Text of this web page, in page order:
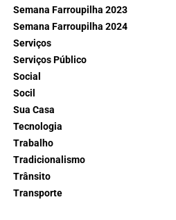
Semana Farroupilha 2023
Semana Farroupilha 2024
Serviços
Serviços Público
Social
Socil
Sua Casa
Tecnologia
Trabalho
Tradicionalismo
Trânsito
Transporte